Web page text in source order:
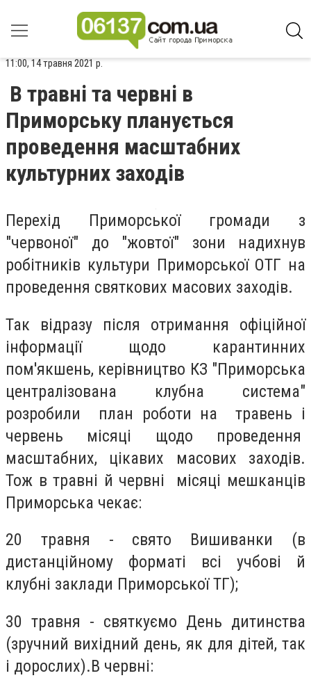
11:00, 14 травня 2021 р.
В травні та червні в
Приморську планується
проведення масштабних
культурних заходів
Перехід Приморської громади з
"червоної" до "жовтої" зони надихнув
робітників культури Приморської ОТГ на
проведення святкових масових заходів.
Так відразу після отримання офіційної
інформації щодо карантинних
пом'якшень, керівництво КЗ "Приморська
централізована клубна система"
розробили план роботи на травень і
червень місяці щодо проведення
масштабних, цікавих масових заходів.
Тож в травні й червні місяці мешканців
Приморська чекає:
20 травня - свято Вишиванки (в
дистанційному форматі всі учбові й
клубні заклади Приморської ТГ);
30 травня - святкуємо День дитинства
(зручний вихідний день, як для дітей, так
і дорослих).В червні: